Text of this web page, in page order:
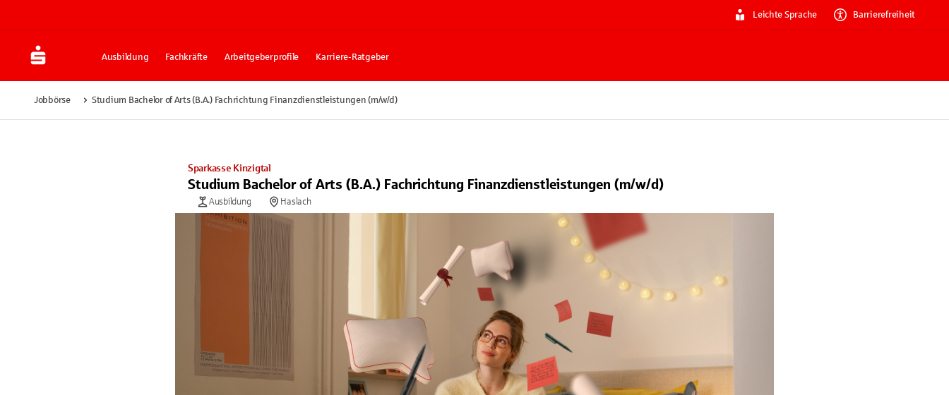
Leichte Sprache Barrierefreiheit
Ausbildung Fachkräfte Arbeitgeberprofile Karriere-Ratgeber
Jobbörse Studium Bachelor of Arts (B.A.) Fachrichtung Finanzdienstleistungen (m/w/d)
Sparkasse Kinzigtal
Studium Bachelor of Arts (B.A.) Fachrichtung Finanzdienstleistungen (m/w/d)
Ausbildung Haslach